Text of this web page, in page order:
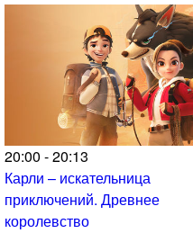
20:00 - 20:13
Карли – искательница
приключений. Древнее
королевство